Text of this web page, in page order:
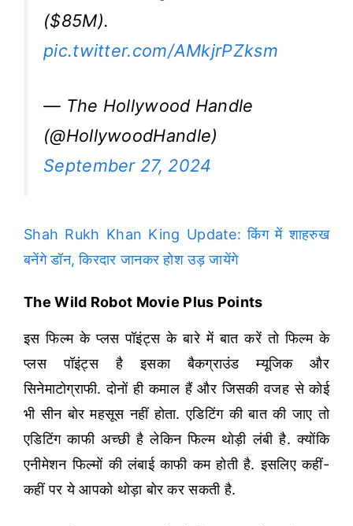
($85M).
pic.twitter.com/AMkjrPZksm
— The Hollywood Handle
(@HollywoodHandle)
September 27, 2024
Shah Rukh Khan King Update: किंग में शाहरुख
बनेंगे डॉन, किरदार जानकर होश उड़ जायेंगे
The Wild Robot Movie Plus Points
इस फिल्म के प्लस पॉइंट्स के बारे में बात करें तो फिल्म के
प्लस पॉइंट्स है इसका बैकग्राउंड म्यूजिक और
सिनेमाटोग्राफी. दोनों ही कमाल हैं और जिसकी वजह से कोई
भी सीन बोर महसूस नहीं होता. एडिटिंग की बात की जाए तो
एडिटिंग काफी अच्छी है लेकिन फिल्म थोड़ी लंबी है. क्योंकि
एनीमेशन फिल्मों की लंबाई काफी कम होती है. इसलिए कहीं-
कहीं पर ये आपको थोड़ा बोर कर सकती है.